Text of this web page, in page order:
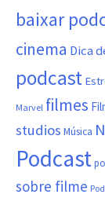
baixar
cinema Dica
podcast
Marvel filmes
studios Música
Podcast
sobre filme